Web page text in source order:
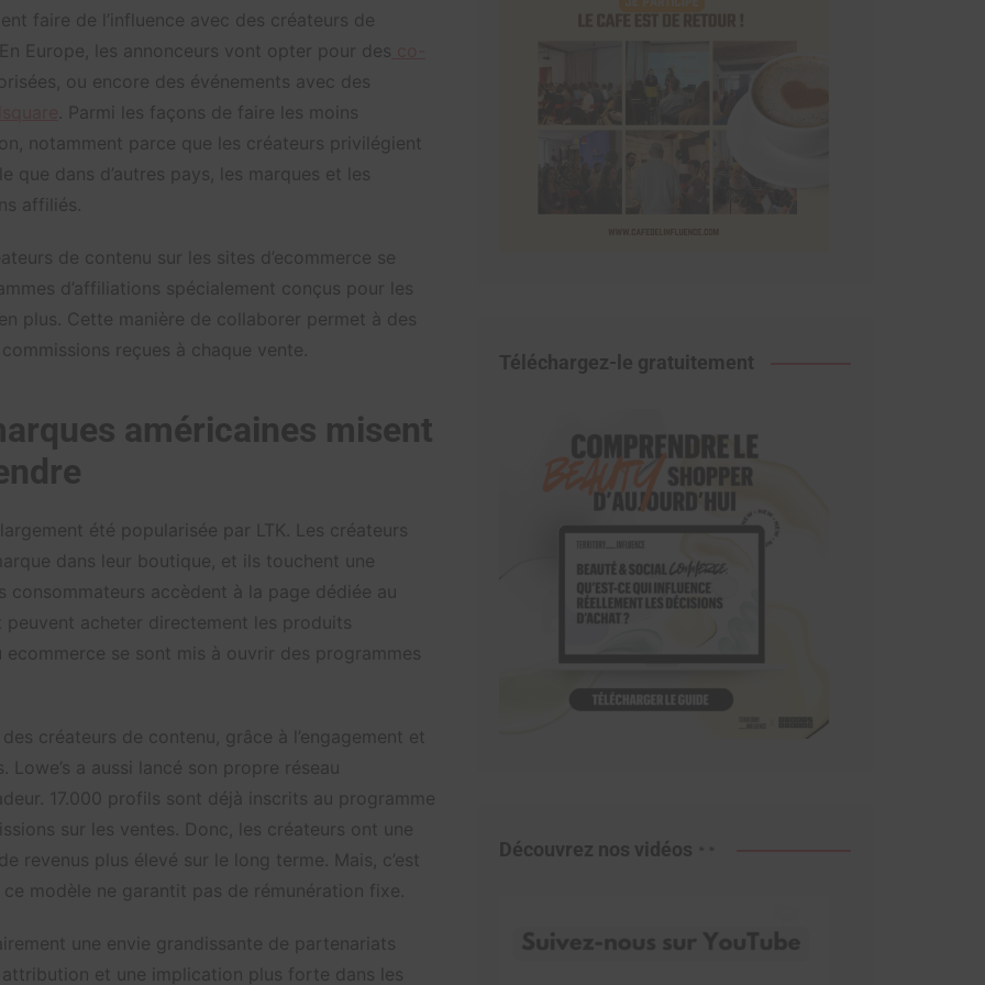
faire de l’influence avec des créateurs de
Europe, les annonceurs vont opter pour des
ou encore des événements avec des
. Parmi les façons de faire les moins
notamment parce que les créateurs privilégient
que dans d’autres pays, les marques et les
affiliés.
de contenu sur les sites d’ecommerce se
d’affiliations spécialement conçus pour les
plus. Cette manière de collaborer permet à des
reçues à chaque vente.
américaines misent
été popularisée par LTK. Les créateurs
dans leur boutique, et ils touchent une
consommateurs accèdent à la page dédiée au
acheter directement les produits
se sont mis à ouvrir des programmes
créateurs de contenu, grâce à l’engagement et
a aussi lancé son propre réseau
17.000 profils sont déjà inscrits au programme
sur les ventes. Donc, les créateurs ont une
plus élevé sur le long terme. Mais, c’est
modèle ne garantit pas de rémunération fixe.
une envie grandissante de partenariats
et une implication plus forte dans les
Téléchargez-le gratuitement
Découvrez nos vidéos